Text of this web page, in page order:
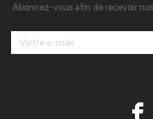
Abonnez-vous afin de recevoir